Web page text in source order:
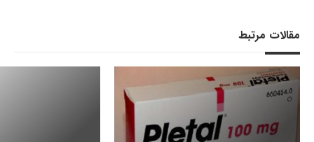
مقالات مرتبط